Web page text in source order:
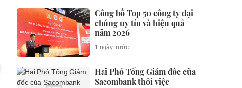
Công bố Top 50 công ty đại
chúng uy tín và hiệu quả
năm 2026
1 ngày trước
Hai Phó Tổng Giám đốc của
Sacombank thôi việc